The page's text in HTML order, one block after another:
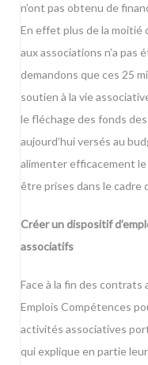
n’ont pas obtenu de
En effet plus de la moitié
aux associations n’a pas
demandons que ces 25
soutien à la vie
le fléchage des fonds
aujourd’hui versés au
alimenter efficacement
être prises dans le cadre
Créer un dispositif
associatifs
Face à la fin des contrats
Emplois Compétences
activités associatives
qui explique en partie